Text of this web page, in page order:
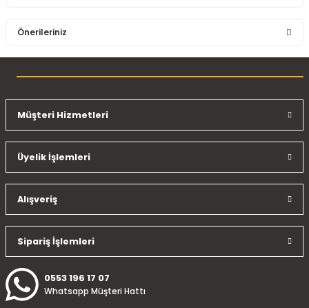
Önerileriniz
konularda yetersiz gördüğünüz noktaları öneri formunu
Ürün resmi kalitesiz, bozuk veya görüntülenemiyor.
Ürün açıklamasında eksik bilgiler bulunuyor.
Ürün fiyatı diğer sitelerden daha pahalı.
Bu ürüne benzer farklı alternatifler olmalı.
Müşteri Hizmetleri
Üyelik İşlemleri
Alışveriş
Sipariş İşlemleri
0553 196 17 07
Whatsapp Müşteri Hattı